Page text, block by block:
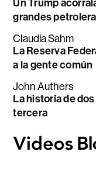
Un Trump
grandes
Claudia Sahm
La Reserva
a la gente común
John Authers
La historia de
tercera